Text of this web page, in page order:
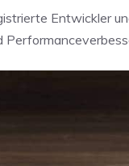
Entwickler